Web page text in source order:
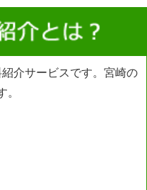
介サービスです。宮崎の
。